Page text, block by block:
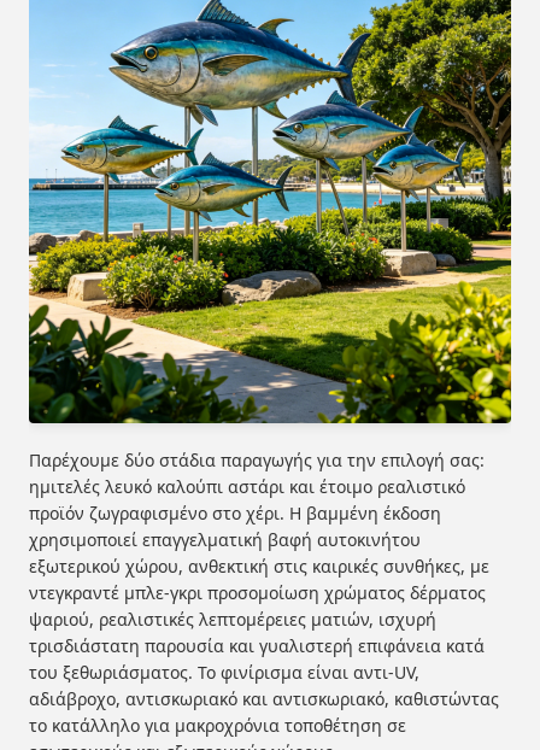
Παρέχουμε δύο στάδια παραγωγής για την επιλογή σας:
ημιτελές λευκό καλούπι αστάρι και έτοιμο ρεαλιστικό
προϊόν ζωγραφισμένο στο χέρι. Η βαμμένη έκδοση
χρησιμοποιεί επαγγελματική βαφή αυτοκινήτου
εξωτερικού χώρου, ανθεκτική στις καιρικές συνθήκες, με
ντεγκραντέ μπλε-γκρι προσομοίωση χρώματος δέρματος
ψαριού, ρεαλιστικές λεπτομέρειες ματιών, ισχυρή
τρισδιάστατη παρουσία και γυαλιστερή επιφάνεια κατά
του ξεθωριάσματος. Το φινίρισμα είναι αντι-UV,
αδιάβροχο, αντισκωριακό και αντισκωριακό, καθιστώντας
το κατάλληλο για μακροχρόνια τοποθέτηση σε